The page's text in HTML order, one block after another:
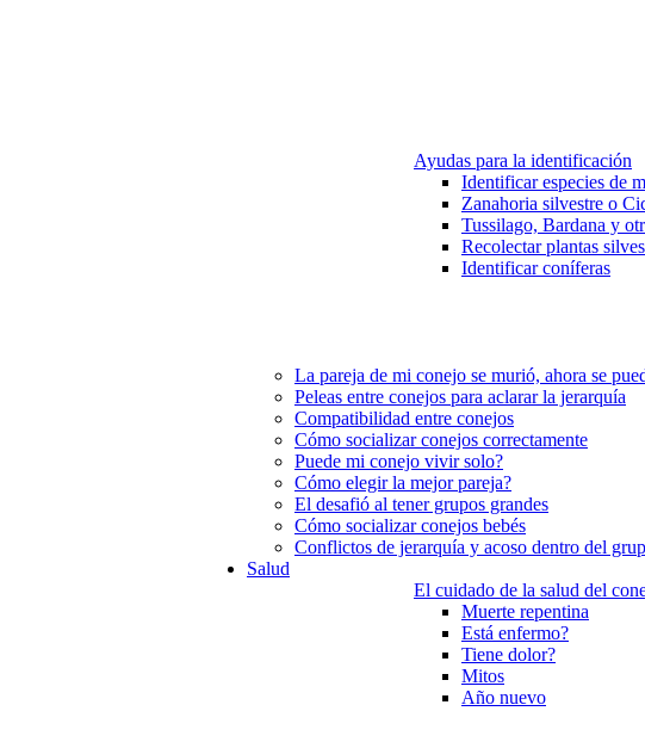
Ayudas para la identificación
Identificar especies de
Zanahoria silvestre o
Tussilago, Bardana y
Recolectar plantas
Identificar coníferas
La pareja de mi conejo se murió, ahora se
Peleas entre conejos para aclarar la jerarquía
Compatibilidad entre conejos
Cómo socializar conejos correctamente
Puede mi conejo vivir solo?
Cómo elegir la mejor pareja?
El desafió al tener grupos grandes
Cómo socializar conejos bebés
Conflictos de jerarquía y acoso dentro del
Salud
El cuidado de la salud del
Muerte repentina
Está enfermo?
Tiene dolor?
Mitos
Año nuevo